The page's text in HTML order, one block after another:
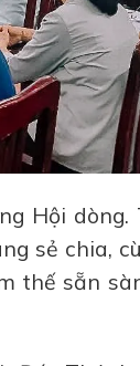
Hội dòng.
sẻ chia,
thế sẵn